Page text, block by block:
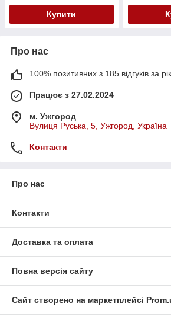
Купити
Про нас
100% позитивних з 185 відгуків за рік
Працює з 27.02.2024
м. Ужгород
Вулиця Руська, 5, Ужгород, Україна
Контакти
Про нас
Контакти
Доставка та оплата
Повна версія сайту
Сайт створено на маркетплейсі